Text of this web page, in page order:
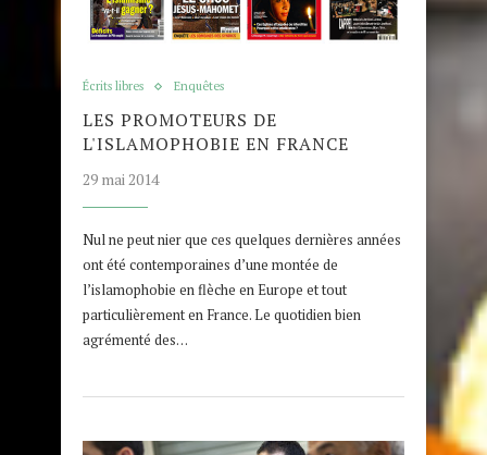
Écrits libres Enquêtes
LES PROMOTEURS DE
L'ISLAMOPHOBIE EN FRANCE
29 mai 2014
Nul ne peut nier que ces quelques dernières années
ont été contemporaines d’une montée de
l’islamophobie en flèche en Europe et tout
particulièrement en France. Le quotidien bien
agrémenté des…